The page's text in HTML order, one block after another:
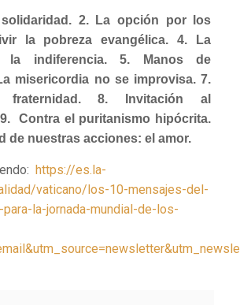
2. La opción por los
la pobreza evangélica. 4. La
la indiferencia. 5. Manos de
misericordia no se improvisa. 7.
fraternidad. 8. Invitación al
Contra el puritanismo hipócrita.
de nuestras acciones: el amor.
https://es.la-
vaticano/los-10-mensajes-del-
la-jornada-mundial-de-los-